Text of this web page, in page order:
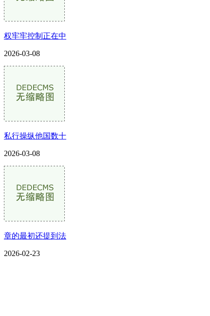
权牢牢控制正在中
2026-03-08
私行操纵他国数十
2026-03-08
章的最初还提到法
2026-02-23